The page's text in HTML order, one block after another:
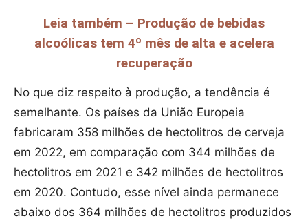
Leia também – Produção de bebidas
alcoólicas tem 4º mês de alta e acelera
recuperação
No que diz respeito à produção, a tendência é
semelhante. Os países da União Europeia
fabricaram 358 milhões de hectolitros de cerveja
em 2022, em comparação com 344 milhões de
hectolitros em 2021 e 342 milhões de hectolitros
em 2020. Contudo, esse nível ainda permanece
abaixo dos 364 milhões de hectolitros produzidos